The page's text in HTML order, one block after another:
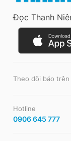
Đọc Thanh
Theo dõi báo trên
Hotline
0906 645 777